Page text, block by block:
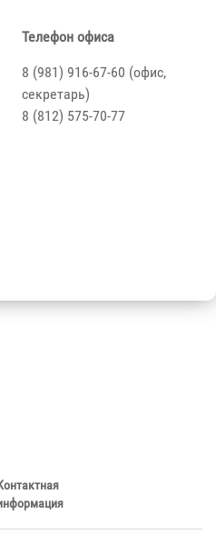
Телефон офиса
8 (981) 916-67-60 (офис,
секретарь)
8 (812) 575-70-77